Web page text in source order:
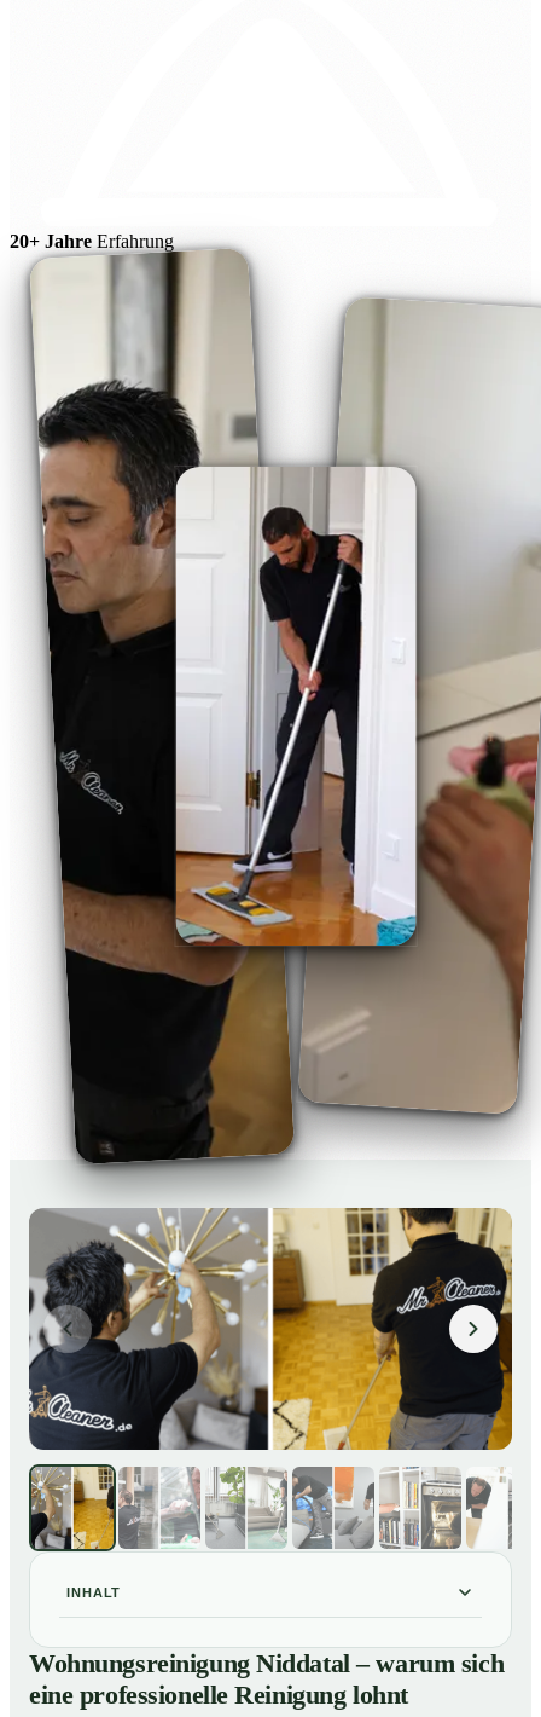
20+ Jahre Erfahrung
INHALT
01 Wohnungsreinigung Niddatal – warum sich eine
professionelle Reinigung lohnt
Wohnungsreinigung Niddatal – warum sich
eine professionelle Reinigung lohnt